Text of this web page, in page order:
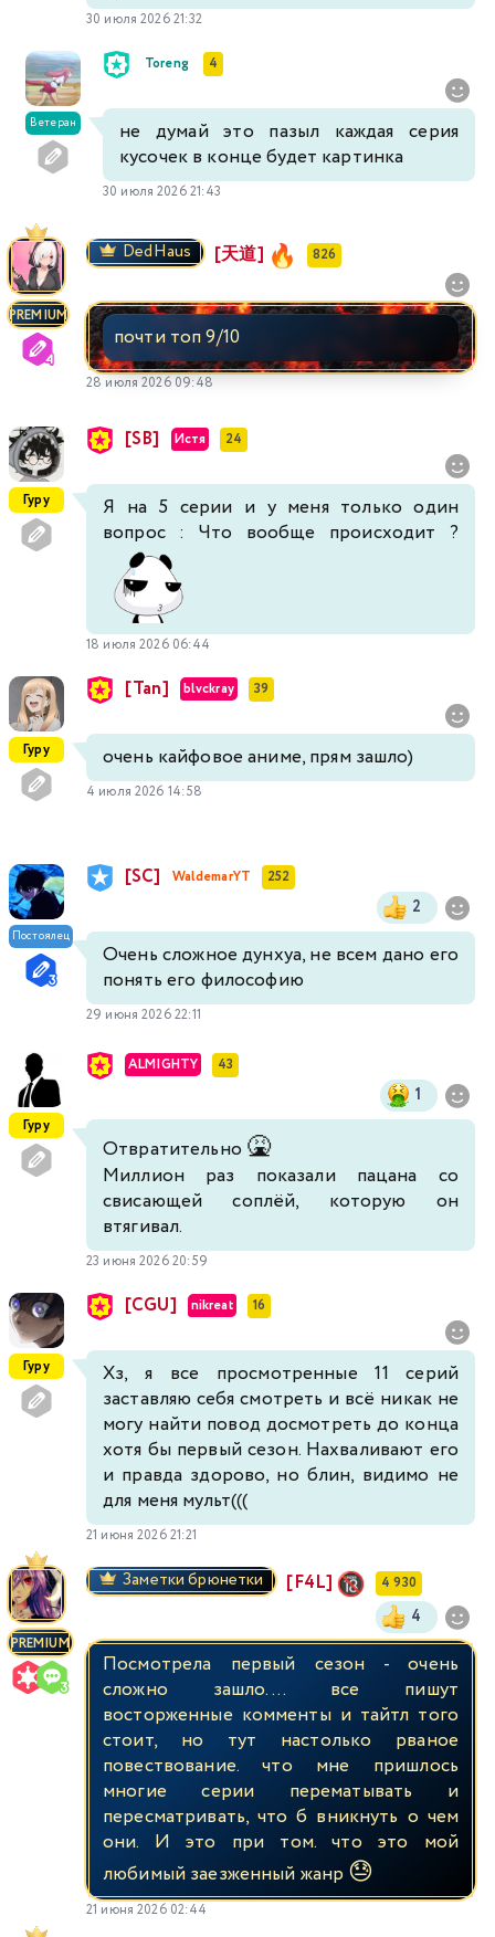
30 июля 2026 21:32
Ветеран
Toreng 4
не думай это пазыл каждая серия
кусочек в конце будет картинка
30 июля 2026 21:43
PREMIUM
DedHaus [天道] 826
почти топ 9/10
28 июля 2026 09:48
Гуру
[SB] Истя 24
Я на 5 серии и у меня только один
вопрос : Что вообще происходит ?
18 июля 2026 06:44
Гуру
[Tan] blvckray 39
очень кайфовое аниме, прям зашло)
4 июля 2026 14:58
Постоялец
[SC] WaldemarYT 252
2
Очень сложное дунхуа, не всем дано его
понять его философию
29 июня 2026 22:11
Гуру
ALMIGHTY 43
1
Отвратительно 🤮
Миллион раз показали пацана со
свисающей соплёй, которую он
втягивал.
23 июня 2026 20:59
Гуру
[CGU] nikreat 16
Хз, я все просмотренные 11 серий
заставляю себя смотреть и всё никак не
могу найти повод досмотреть до конца
хотя бы первый сезон. Нахваливают его
и правда здорово, но блин, видимо не
для меня мульт(((
21 июня 2026 21:21
PREMIUM
Заметки брюнетки [F4L] 4 930
4
Посмотрела первый сезон - очень
сложно зашло.... все пишут
восторженные комменты и тайтл того
стоит, но тут настолько рваное
повествование. что мне пришлось
многие серии перематывать и
пересматривать, что б вникнуть о чем
они. И это при том. что это мой
любимый заезженный жанр 😓
21 июня 2026 02:44